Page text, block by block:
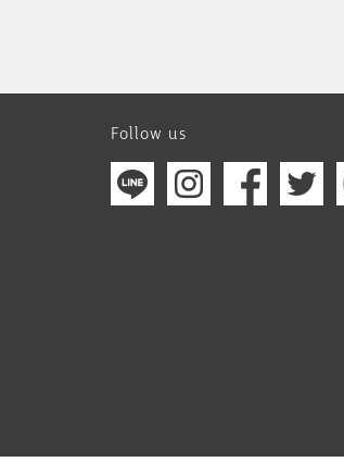
Follow us